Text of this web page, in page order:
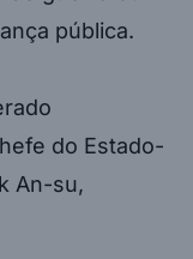
pública.
do Estado-
An-su,